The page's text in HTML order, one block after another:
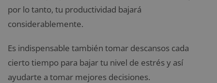
por lo tanto, tu productividad bajará
considerablemente.
Es indispensable también tomar descansos cada
cierto tiempo para bajar tu nivel de estrés y así
ayudarte a tomar mejores decisiones.